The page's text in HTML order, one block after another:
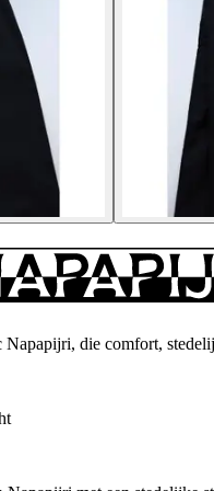
die comfort,